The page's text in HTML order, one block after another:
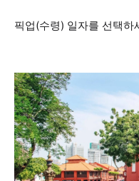
픽업(수령) 일자를 선택하